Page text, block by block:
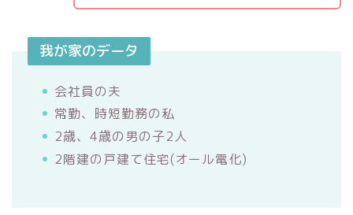
我が家のデータ
会社員の夫
常勤、時短勤務の私
2歳、4歳の男の子2人
2階建の戸建て住宅(オール電化)